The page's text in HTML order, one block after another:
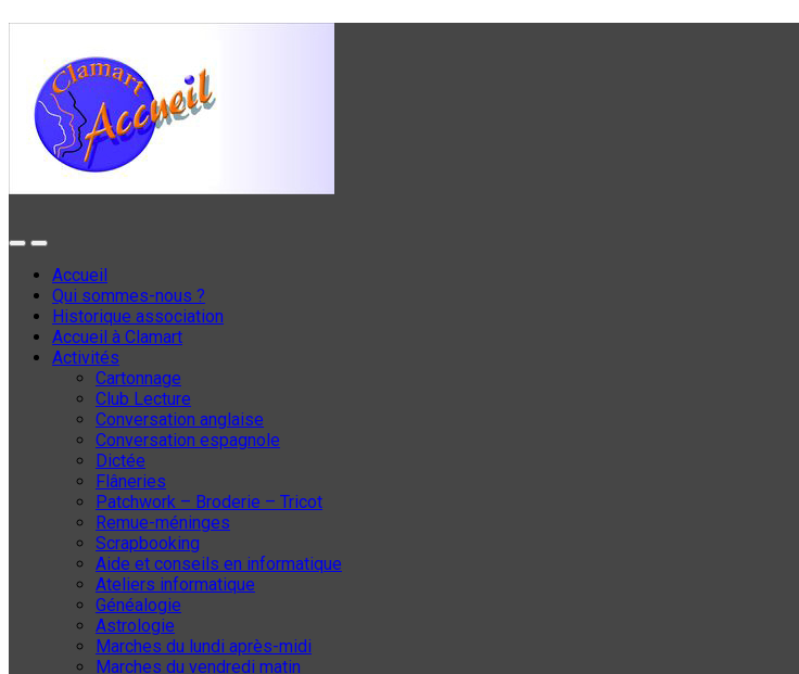
Accueil
Qui sommes-nous ?
Historique association
Accueil à Clamart
Activités
Cartonnage
Club Lecture
Conversation anglaise
Conversation espagnole
Dictée
Flâneries
Patchwork – Broderie – Tricot
Remue-méninges
Scrapbooking
Aide et conseils en informatique
Ateliers informatique
Généalogie
Astrologie
Marches du lundi après-midi
Marches du vendredi matin